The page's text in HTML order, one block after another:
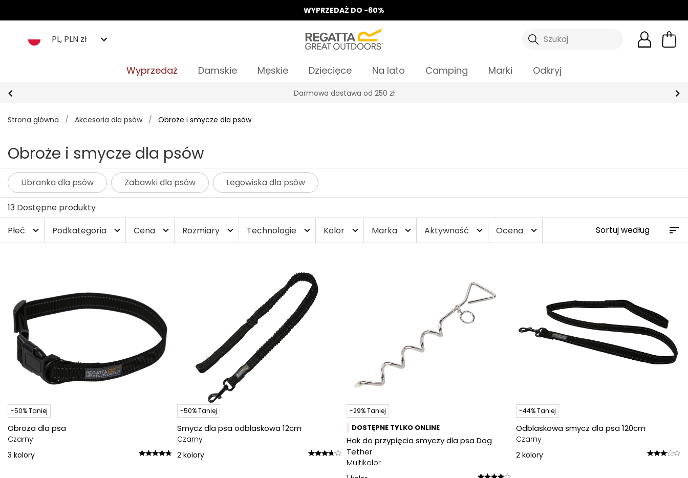
WYPRZEDAŻ DO -60%
PL, PLN zł Szukaj
Wyprzedaż Damskie Męskie Dziecięce Na lato Camping Marki Odkryj
Darmowa dostawa od 250 zł
Strona główna / Akcesoria dla psów / Obroże i smycze dla psów
Obroże i smycze dla psów
Ubranka dla psów Zabawki dla psów Legowiska dla psów
13 Dostępne produkty
Płeć
expand_more Podkategoria expand_more Cena expand_more Rozmiary expand_more Technologie expand_more Kolor expand_more Marka expand_more Aktywność expand_more Ocena expand_more
-50% Taniej
Obroża dla psa
Czarny
3 kolory
-50% Taniej
Smycz dla psa odblaskowa 12cm
Czarny
2 kolory
-29% Taniej
DOSTĘPNE TYLKO ONLINE
Hak do przypięcia smyczy dla psa Dog
Tether
Multikolor
-44% Taniej
Odblaskowa smycz dla psa 120cm
Czarny
2 kolory